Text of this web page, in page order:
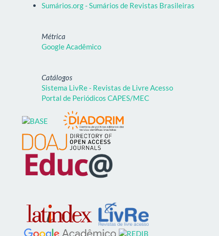
Sumários.org - Sumários de Revistas Brasileiras
Métrica
Google Acadêmico
Catálogos
Sistema LivRe - Revistas de Livre Acesso
Portal de Periódicos CAPES/MEC